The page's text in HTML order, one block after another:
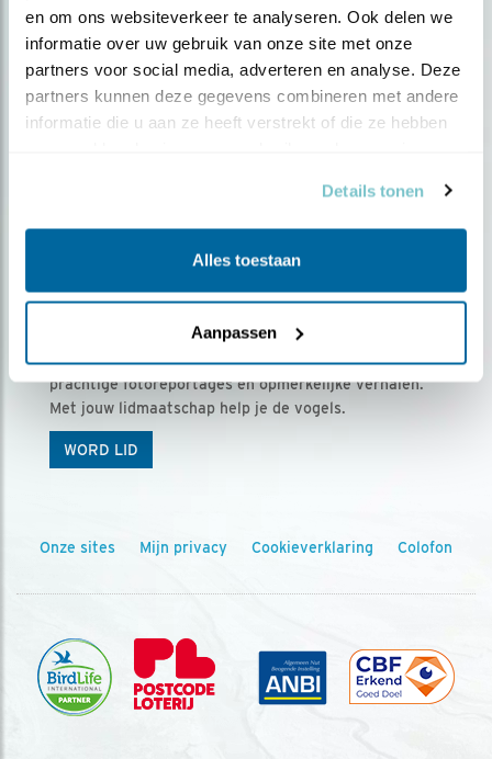
en om ons websiteverkeer te analyseren. Ook delen we
informatie over uw gebruik van onze site met onze
partners voor social media, adverteren en analyse. Deze
partners kunnen deze gegevens combineren met andere
informatie die u aan ze heeft verstrekt of die ze hebben
Details tonen
Alles toestaan
Aanpassen
Ontvang 5 x Vogels voor € 36,00 per jaar
Vogels is het tijdschrift voor onze leden, met
prachtige fotoreportages en opmerkelijke verhalen.
Met jouw lidmaatschap help je de vogels.
WORD LID
Onze sites Mijn privacy Cookieverklaring Colofon